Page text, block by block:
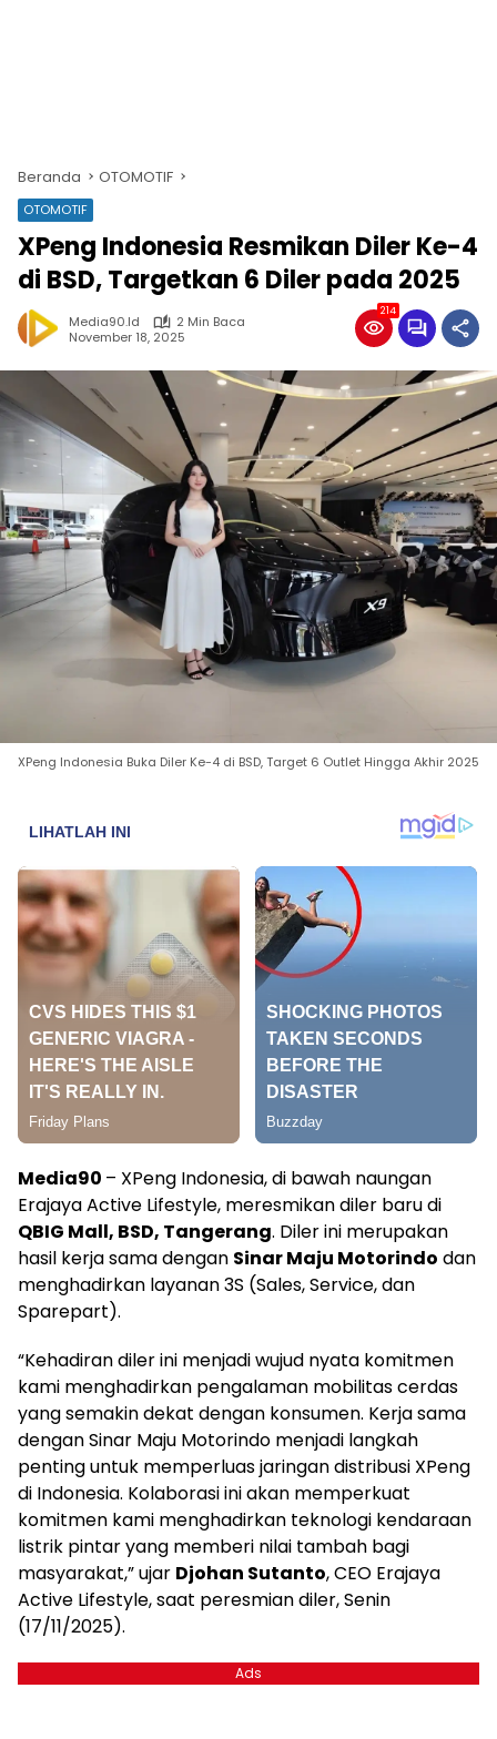
Beranda OTOMOTIF
OTOMOTIF
XPeng Indonesia Resmikan Diler Ke-4
di BSD, Targetkan 6 Diler pada 2025
Media90.id
2 Min Baca
November 18, 2025
214
XPeng Indonesia Buka Diler Ke-4 di BSD, Target 6 Outlet Hingga Akhir 2025
Media90 – XPeng Indonesia, di bawah naungan
Erajaya Active Lifestyle, meresmikan diler baru di
QBIG Mall, BSD, Tangerang. Diler ini merupakan
hasil kerja sama dengan Sinar Maju Motorindo dan
menghadirkan layanan 3S (Sales, Service, dan
Sparepart).
“Kehadiran diler ini menjadi wujud nyata komitmen
kami menghadirkan pengalaman mobilitas cerdas
yang semakin dekat dengan konsumen. Kerja sama
dengan Sinar Maju Motorindo menjadi langkah
penting untuk memperluas jaringan distribusi XPeng
di Indonesia. Kolaborasi ini akan memperkuat
komitmen kami menghadirkan teknologi kendaraan
listrik pintar yang memberi nilai tambah bagi
masyarakat,” ujar Djohan Sutanto, CEO Erajaya
Active Lifestyle, saat peresmian diler, Senin
(17/11/2025).
Ads